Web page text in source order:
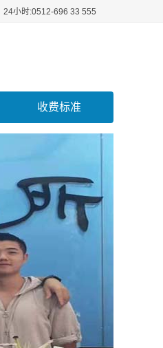
24小时:0512-696 33 555
收费标准